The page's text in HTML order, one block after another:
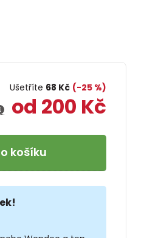
Ušetříte 68 Kč (-25 %)
od 200 Kč
košíku